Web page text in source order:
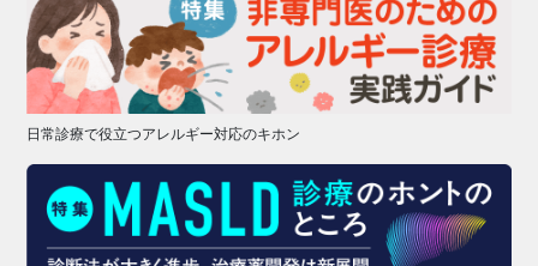
日常診療で役立つアレルギー対応のキホン